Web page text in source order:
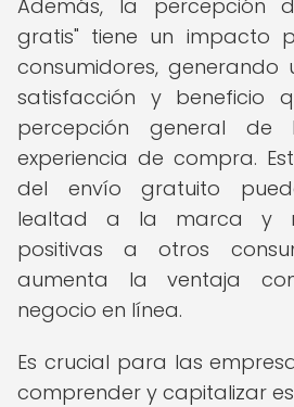
Además, la percepción
gratis" tiene un impacto
consumidores, generando
satisfacción y beneficio
percepción general
experiencia de compra.
del envío gratuito
lealtad a la marca y
positivas a otros
aumenta la ventaja
negocio en línea.
Es crucial para las
comprender y capitalizar